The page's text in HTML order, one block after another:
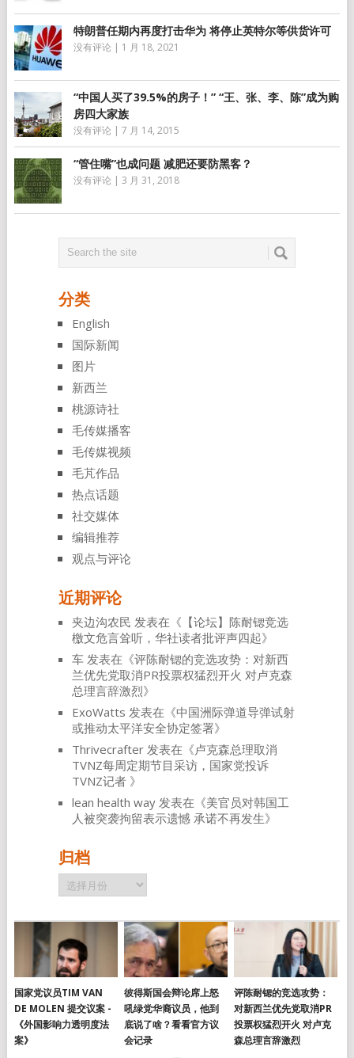
特朗普任期内再度打击华为 将停止英特尔等供货许可
没有评论 | 1 月 18, 2021
“中国人买了39.5%的房子！” “王、张、李、陈”成为购
房四大家族
没有评论 | 7 月 14, 2015
“管住嘴”也成问题 减肥还要防黑客？
没有评论 | 3 月 31, 2018
分类
English
国际新闻
图片
新西兰
桃源诗社
毛传媒播客
毛传媒视频
毛芃作品
热点话题
社交媒体
编辑推荐
观点与评论
近期评论
夹边沟农民 发表在《 【论坛】陈耐锶竞选
檄文危言耸听，华社读者批评声四起》
车发表在《评陈耐锶的竞选攻势：对新西
兰优先党取消PR投票权猛烈开火 对卢克森
总理言辞激烈》
ExoWatts 发表在《中国洲际弹道导弹试射
或推动太平洋安全协定签署》
Thrivecrafter发表在《卢克森总理取消
TVNZ每周定期节目采访，国家党投诉
TVNZ记者 》
lean health way发表在《美官员对韩国工
人被突袭拘留表示遗憾 承诺不再发生》
归档
归
档
国家党议员TIM VAN
DE MOLEN 提交议案 -
《外国影响力透明度法
案》
彼得斯国会辩论席上怒
吼绿党华裔议员，他到
底说了啥？看看官方议
会记录
评陈耐锶的竞选攻势：
对新西兰优先党取消PR
投票权猛烈开火 对卢克
森总理言辞激烈